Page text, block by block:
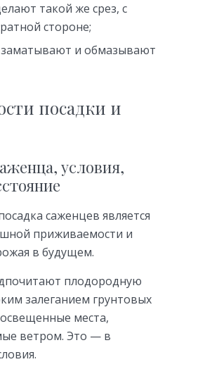
такой же срез, с
стороне;
и обмазывают
посадки и
условия,
саженцев является
приживаемости и
в будущем.
плодородную
залеганием грунтовых
места,
ветром. Это — в